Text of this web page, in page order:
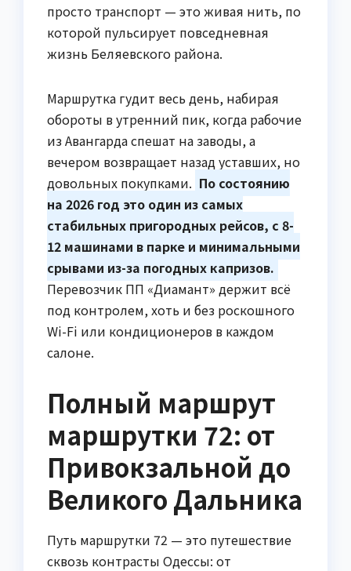
просто транспорт — это живая нить, по
которой пульсирует повседневная
жизнь Беляевского района.
Маршрутка гудит весь день, набирая
обороты в утренний пик, когда рабочие
из Авангарда спешат на заводы, а
вечером возвращает назад уставших, но
довольных покупками. По состоянию
на 2026 год это один из самых
стабильных пригородных рейсов, с 8-
12 машинами в парке и минимальными
срывами из-за погодных капризов.
Перевозчик ПП «Диамант» держит всё
под контролем, хоть и без роскошного
Wi-Fi или кондиционеров в каждом
салоне.
Полный маршрут
маршрутки 72: от
Привокзальной до
Великого Дальника
Путь маршрутки 72 — это путешествие
сквозь контрасты Одессы: от